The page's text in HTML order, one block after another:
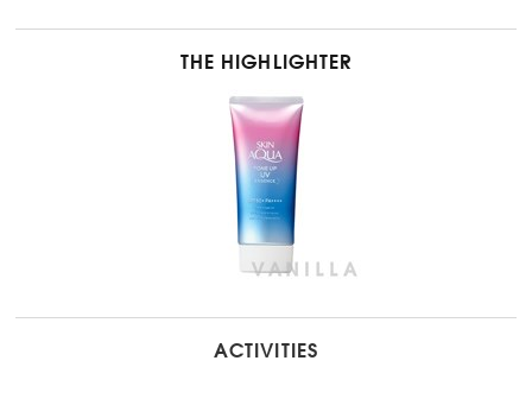
THE HIGHLIGHTER
ACTIVITIES